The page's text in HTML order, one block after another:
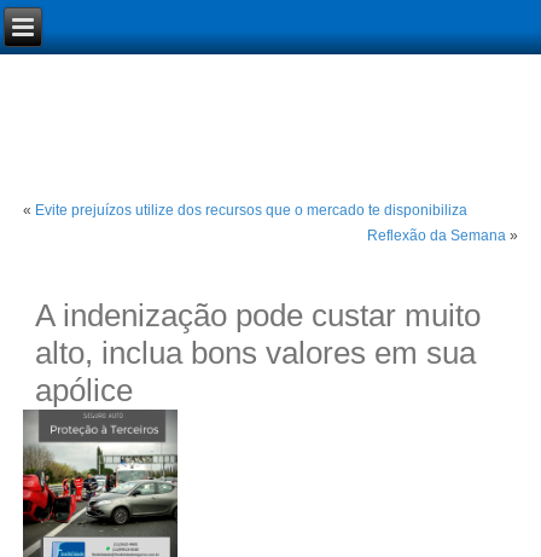
« Evite prejuízos utilize dos recursos que o mercado te disponibiliza
Reflexão da Semana»
A indenização pode custar muito
alto, inclua bons valores em sua
apólice